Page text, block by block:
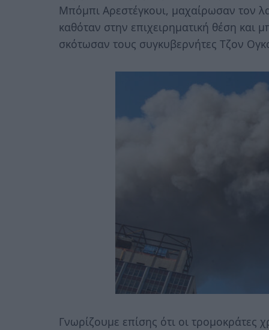
Μπόμπι Αρεστέγκουι, μαχαίρωσαν τον
καθόταν στην επιχειρηματική θέση και
σκότωσαν τους συγκυβερνήτες Τζον
Γνωρίζουμε επίσης ότι οι τρομοκράτες